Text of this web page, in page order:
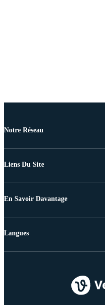
Notre Réseau
Liens Du Site
En Savoir Davantage
Langues